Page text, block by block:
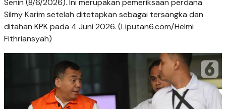
Senin (8/6/2026). Ini merupakan pemeriksaan perdana
Silmy Karim setelah ditetapkan sebagai tersangka dan
ditahan KPK pada 4 Juni 2026. (Liputan6.com/Helmi
Fithriansyah)